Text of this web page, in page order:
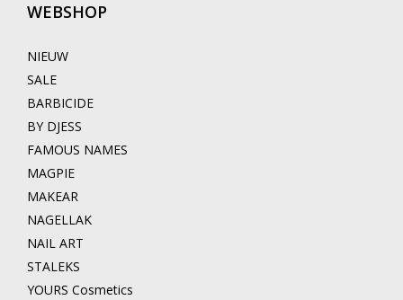
WEBSHOP
NIEUW
SALE
BARBICIDE
BY DJESS
FAMOUS NAMES
MAGPIE
MAKEAR
NAGELLAK
NAIL ART
STALEKS
YOURS Cosmetics